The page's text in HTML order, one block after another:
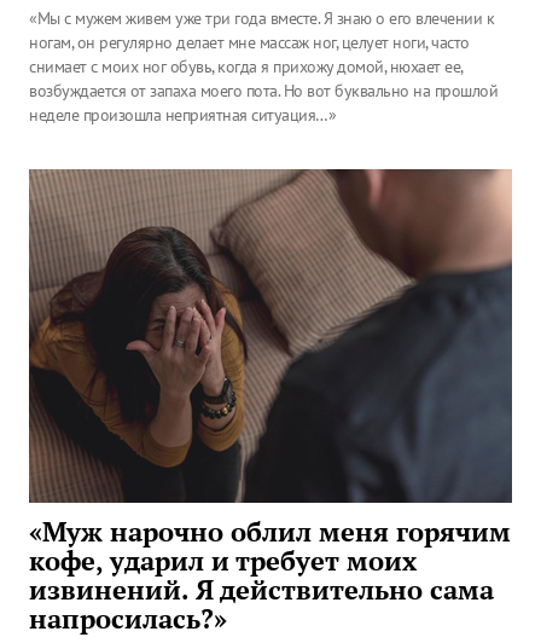
«Мы с мужем живем уже три года вместе. Я знаю о его влечении к
ногам, он регулярно делает мне массаж ног, целует ноги, часто
снимает с моих ног обувь, когда я прихожу домой, нюхает ее,
возбуждается от запаха моего пота. Но вот буквально на прошлой
неделе произошла неприятная ситуация…»
«Муж нарочно облил меня горячим
кофе, ударил и требует моих
извинений. Я действительно сама
напросилась?»